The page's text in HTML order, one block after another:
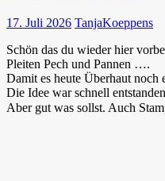
17. Juli 2026 TanjaKoeppens
Schön das du wieder hier
Pleiten Pech und Pannen ….
Damit es heute Überhaut noch
Die Idee war schnell
Aber gut was sollst. Auch